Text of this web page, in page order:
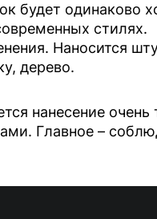
будет одинаково
стилях.
Наносится
дерево.
нанесение
Главное –